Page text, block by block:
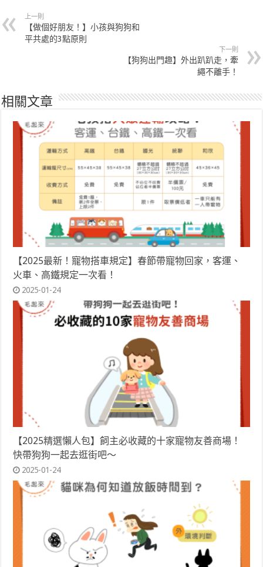
上一則
【做個好朋友！】小孩與狗狗和
平共處的3點原則
下一則
【狗狗出門趣】外出趴趴走，牽
繩不離手！
相關文章
【2025最新！寵物搭車規定】春節帶寵物回家，客運、
火車、高鐵規定一次看！
2025-01-24
【2025精選懶人包】飼主必收藏的十家寵物友善商場！
快帶狗狗一起去逛街吧～
2025-01-24